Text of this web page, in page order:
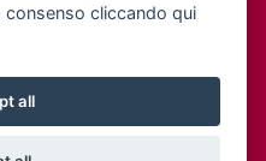
Oretta Leonini - P.IVA:
consenso cliccando qui
all